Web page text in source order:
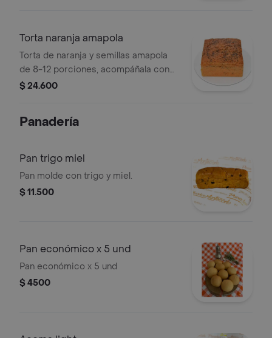
12 porciones.
Torta naranja amapola
Torta de naranja y semillas amapola
de 8-12 porciones, acompáñala con
delicioso café Montecarlo.
$ 24.600
Panadería
Pan trigo miel
Pan molde con trigo y miel.
$ 11.500
Pan económico x 5 und
Pan económico x 5 und
$ 4500